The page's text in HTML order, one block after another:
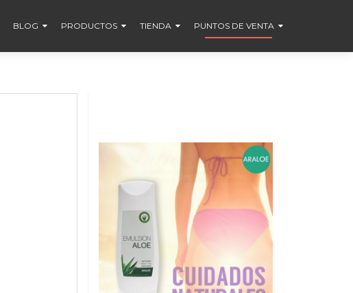
BLOG PRODUCTOS TIENDA PUNTOS DE VENTA